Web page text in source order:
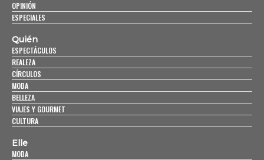
OPINIÓN
ESPECIALES
Quién
ESPECTÁCULOS
REALEZA
CÍRCULOS
MODA
BELLEZA
VIAJES Y GOURMET
CULTURA
Elle
MODA